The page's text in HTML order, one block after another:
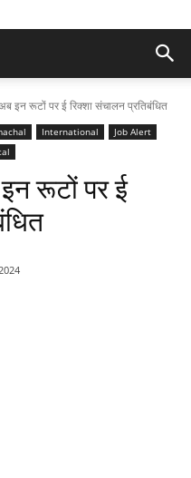
अब इन रूटों पर ई रिक्शा संचालन प्रतिबंधित
International
Job Alert
इन रूटों पर ई